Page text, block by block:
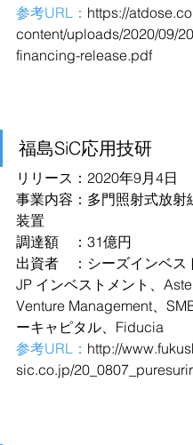
参考URL： https://
content/uploads/2020/09/
financing-release.pdf
福島SiC応用技研
リリース：2020年9月4日
事業内容：多門照射式放射
装置
調達額　：31億円
出資者　：シーズインベス
JP インベストメント、
Venture Management、
ーキャピタル、Fiducia
参考URL： http://
sic.co.jp/